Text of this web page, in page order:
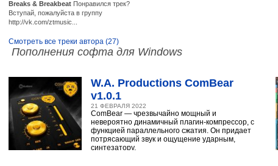
Breaks & Breakbeat Понравился трек?
Вступай, пожалуйста в группу
http://vk.com/ztmusic...
Смотреть все треки автора (27)
Пополнения софта для Windows
W.A. Productions ComBear
v1.0.1
21 ФЕВРАЛЯ 2022
ComBear — чрезвычайно мощный и
невероятно динамичный плагин-компрессор, с
функцией параллельного сжатия. Он придает
потрясающий звук и ощущение ударным,
синтезатору,